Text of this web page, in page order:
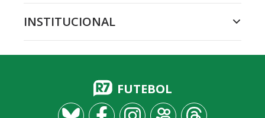
INSTITUCIONAL
FUTEBOL